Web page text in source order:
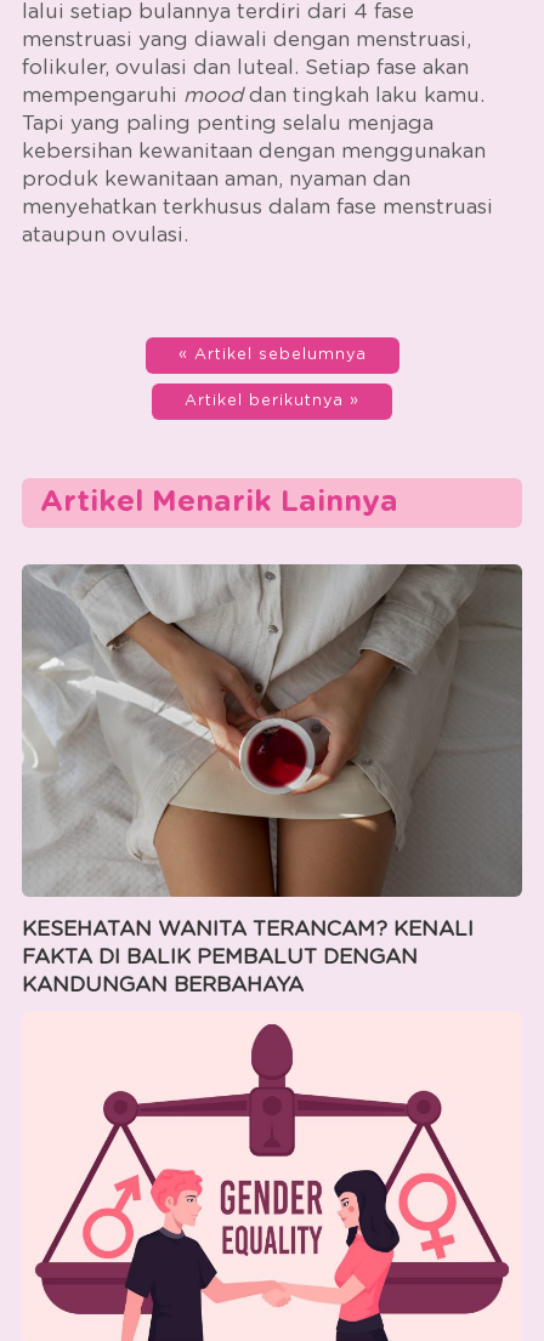
lalui setiap bulannya terdiri dari 4 fase
menstruasi yang diawali dengan menstruasi,
folikuler, ovulasi dan luteal. Setiap fase akan
mempengaruhi mooddan tingkah laku kamu.
Tapi yang paling penting selalu menjaga
kebersihan kewanitaan dengan menggunakan
produk kewanitaan aman, nyaman dan
menyehatkan terkhusus dalam fase menstruasi
ataupun ovulasi.
« Artikel sebelumnya
Artikel berikutnya »
Artikel Menarik Lainnya
KESEHATAN WANITA TERANCAM? KENALI
FAKTA DI BALIK PEMBALUT DENGAN
KANDUNGAN BERBAHAYA